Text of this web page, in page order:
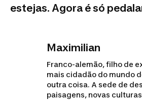
estejas. Agora é só
Maximilian
Franco-alemão, filho de
mais cidadão do mundo
outra coisa. A sede de
paisagens, novas